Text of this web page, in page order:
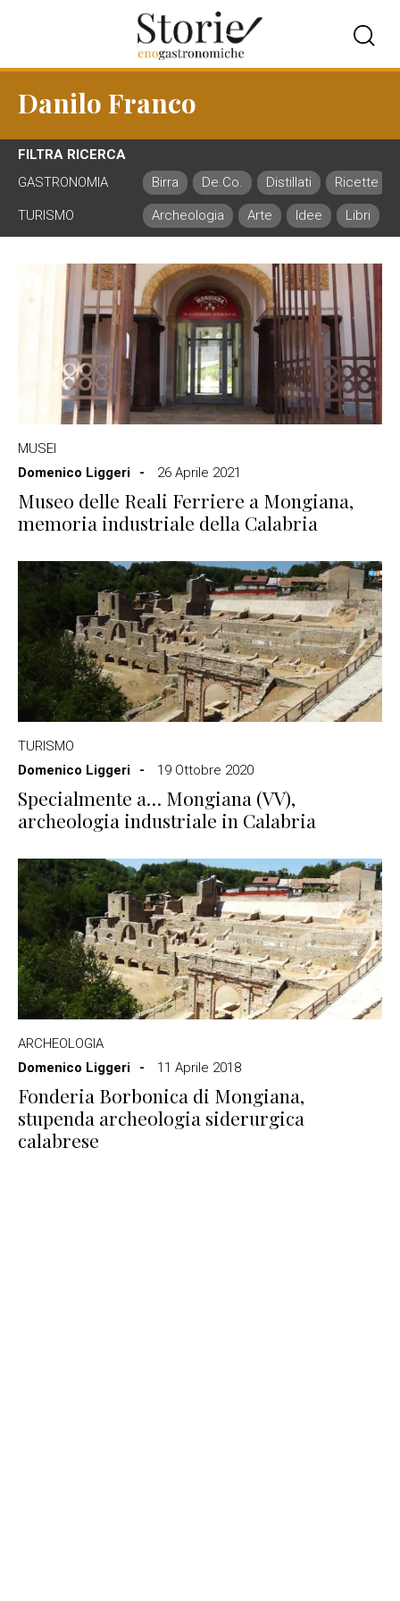
Danilo Franco
FILTRA RICERCA
GASTRONOMIA
Birra De.Co. Distillati Ricette
TURISMO Archeologia Arte Idee Libri
MUSEI
Domenico Liggeri
26 Aprile 2021
Museo delle Reali Ferriere a Mongiana,
memoria industriale della Calabria
TURISMO
Domenico Liggeri
19 Ottobre 2020
Specialmente a… Mongiana (VV),
archeologia industriale in Calabria
ARCHEOLOGIA
Domenico Liggeri
11 Aprile 2018
Fonderia Borbonica di Mongiana,
stupenda archeologia siderurgica
calabrese